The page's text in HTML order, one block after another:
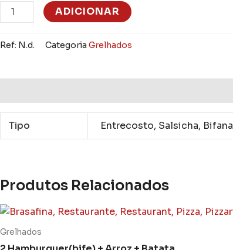
ADICIONAR
Ref: N.d. Categoria Grelhados
Tipo Entrecosto, Salsicha, Bifana
Produtos Relacionados
Grelhados